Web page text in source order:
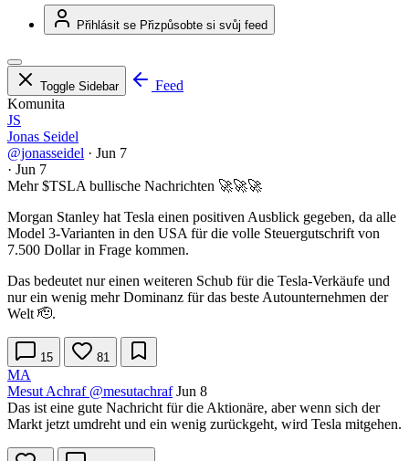
Přihlásit se Přizpůsobte si svůj feed
Toggle Sidebar
Feed
Komunita
JS
Jonas Seidel
@jonasseidel · Jun 7
· Jun 7
Mehr$TSLA bullische Nachrichten 🚀🚀🚀
Morgan Stanley hat Tesla einen positiven Ausblick gegeben, da alle
Model 3-Varianten in den USA für die volle Steuergutschrift von
7.500 Dollar in Frage kommen.
Das bedeutet nur einen weiteren Schub für die Tesla-Verkäufe und
nur ein wenig mehr Dominanz für das beste Autounternehmen der
Welt 🫡.
15 81
MA
Mesut Achraf @mesutachraf Jun 8
Das ist eine gute Nachricht für die Aktionäre, aber wenn sich der
Markt jetzt umdreht und ein wenig zurückgeht, wird Tesla mitgehen.